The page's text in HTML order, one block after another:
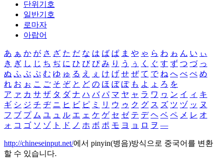
단위기호
일반기호
로마자
아랍어
あ ぁ か が さ ざ た だ な は ば ぱ ま や ゃ ら わ ゎ ん い ぃ
き ぎ し じ ち ぢ に ひ び ぴ み り う ぅ く ぐ す ず つ づ っ
ぬ ふ ぶ ぷ む ゆ ゅ る え ぇ け げ せ ぜ て で ね へ べ ぺ め
れ お ぉ こ ご そ ぞ と ど の ほ ぼ ぽ も よ ょ ろ を
ア ァ カ サ ザ タ ダ ナ ハ バ パ マ ヤ ャ ラ ワ ヮ ン イ ィ キ
ギ シ ジ チ ヂ ニ ヒ ビ ピ ミ リ ウ ゥ ク グ ス ズ ツ ヅ ッ ヌ
フ ブ プ ム ユ ュ ル エ ェ ケ ゲ セ ゼ テ デ ヘ ベ ペ メ レ オ
ォ コ ゴ ソ ゾ ト ド ノ ホ ボ ポ モ ヨ ョ ロ ヲ ―
http://chineseinput.net/에서 pinyin(병음)방식으로 중국어를 변환
할 수 있습니다.